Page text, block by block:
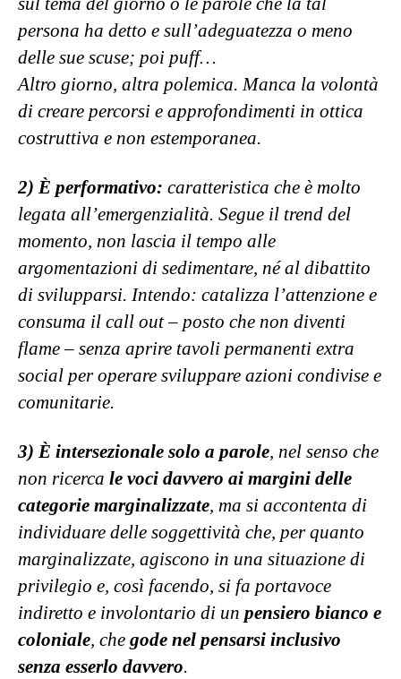
persona ha detto e sull’adeguatezza o meno
delle sue scuse; poi puff…
Altro giorno, altra polemica. Manca la volontà
di creare percorsi e approfondimenti in ottica
costruttiva e non estemporanea.
2) È performativo: caratteristica che è molto
legata all’emergenzialità. Segue il trend del
momento, non lascia il tempo alle
argomentazioni di sedimentare, né al dibattito
di svilupparsi. Intendo: catalizza l’attenzione e
consuma il call out – posto che non diventi
flame – senza aprire tavoli permanenti extra
social per operare sviluppare azioni condivise e
comunitarie.
3) È intersezionale solo a parole, nel senso che
non ricerca le voci davvero ai margini delle
categorie marginalizzate, ma si accontenta di
individuare delle soggettività che, per quanto
marginalizzate, agiscono in una situazione di
privilegio e, così facendo, si fa portavoce
indiretto e involontario di un pensiero bianco e
coloniale, che gode nel pensarsi inclusivo
senza esserlo davvero.